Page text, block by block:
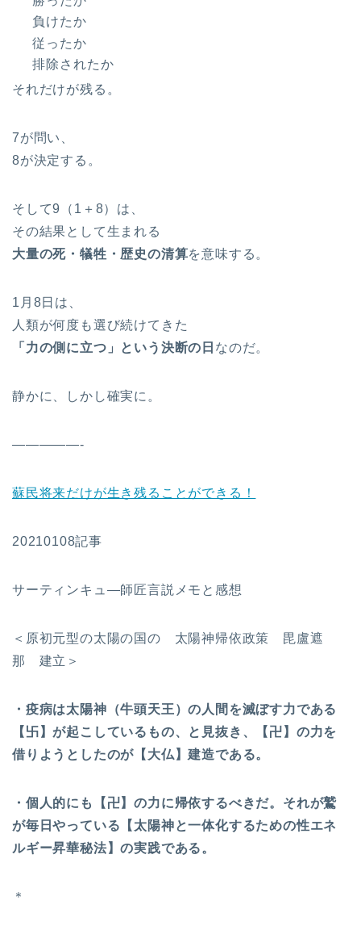
負けたか
従ったか
排除されたか
それだけが残る。
7が問い、
8が決定する。
そして9（1＋8）は、
その結果として生まれる
大量の死・犠牲・歴史の清算を意味する。
1月8日は、
人類が何度も選び続けてきた
「力の側に立つ」という決断の日 なのだ。
静かに、しかし確実に。
—————-
蘇民将来だけが生き残ることができる！
20210108記事
サーティンキュ―師匠言説メモと感想
＜原初元型の太陽の国の 太陽神帰依政策 毘盧遮
那 建立＞
・疫病は太陽神（牛頭天王）の人間を滅ぼす力である
【 卐 】が起こしているもの、と見抜き、【卍】の力を
借りようとしたのが【大仏】建造である。
・個人的にも【卍】の力に帰依するべきだ。それが鷲
が毎日やっている【太陽神と一体化するための性エネ
ルギー昇華秘法】の実践である。
＊